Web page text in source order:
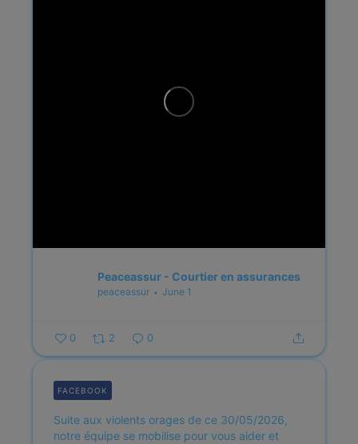
Peaceassur - Courtier en assurances
peaceassur June 1
0 2 0
Suite aux violents orages de ce 30/05/2026,
notre équipe se mobilise pour vous aider et
FACEBOOK